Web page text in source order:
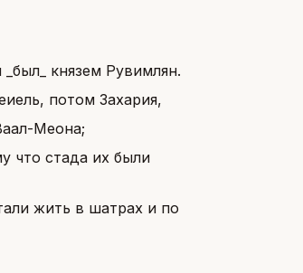
князем Рувимлян.
потом Захария,
Меона;
что стада их были
жить в шатрах и по